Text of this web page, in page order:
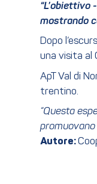
“L’obiettivo
mostrando
Dopo
una visita al
ApT Val di
trentino.
“Questa
Autore: